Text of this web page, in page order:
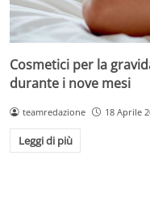
Cosmetici per la
durante i nove mesi
teamredazione 18 Aprile
Leggi di più